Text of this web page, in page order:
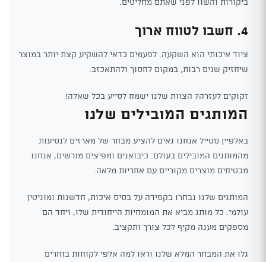
4. חשבו לטווח ארוך
ציוד איכותי הוא השקעה. לפעמים כדאי להשקיע קצת יותר במוצר
שיחזיק שנים רבות, במקום לחסוך ולהתאכזב.
זקוקים לעזרה? הצוות שלנו ישמח לסייע בכל שאלה!
המותגים המובילים שלנו
באלפיין סטייל אנחנו גאים להציע מבחר של מארזים לנסיעות
מהמותגים המובילים בעולם. כיבואנים ומפיצים מורשים, אנחנו
מבטיחים מוצרים מקוריים עם אחריות מלאה.
המותגים שלנו נבחרו בקפידה על בסיס איכות, חדשנות ומוניטין
עולמי. כל מותג מביא את המומחיות הייחודית שלו, ויחד הם
מספקים מענה מקיף לכל צורך ותקציב.
גלו את המבחר המלא שלנו וראו למה אלפי לקוחות בוחרים